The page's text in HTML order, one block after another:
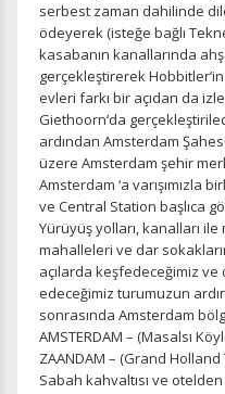
serbest zaman dahilinde
ödeyerek (isteğe bağlı
kasabanın kanallarında
gerçekleştirerek
evleri farkı bir açıdan da
Giethoorn’da
ardından Amsterdam
üzere Amsterdam şehir
Amsterdam ‘a varışımızla
ve Central Station başlıca
Yürüyüş yolları, kanalları ile
mahalleleri ve dar
açılarda keşfedeceğimiz
edeceğimiz turumuzun
sonrasında Amsterdam
AMSTERDAM – (Masalsı
ZAANDAM – (Grand Holland
Sabah kahvaltısı ve